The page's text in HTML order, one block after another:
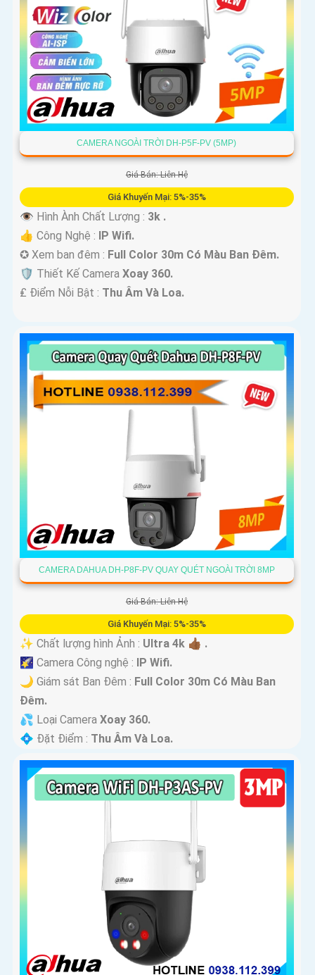
CAMERA NGOÀI TRỜI DH-P5F-PV (5MP)
Giá Bán: Liên Hệ
Giá Khuyến Mại: 5%-35%
👁 Hình Ành Chất Lượng : 3k .
👍 Công Nghệ : IP Wifi.
✪ Xem ban đêm : Full Color 30m Có Màu Ban Ðêm.
🛡 Thiết Kế Camera Xoay 360.
️₤ Điểm Nỗi Bật : Thu Âm Và Loa.
CAMERA DAHUA DH-P8F-PV QUAY QUÉT NGOÀI TRỜI 8MP
Giá Bán: Liên Hệ
Giá Khuyến Mại: 5%-35%
✨ Chất lượng hình Ảnh : Ultra 4k 👍🏾 .
🌠 Camera Công nghệ : IP Wifi.
🌙 Giám sát Ban Đêm : Full Color 30m Có Màu Ban
Ðêm.
💦 Loại Camera Xoay 360.
️💠 Đặt Điểm : Thu Âm Và Loa.